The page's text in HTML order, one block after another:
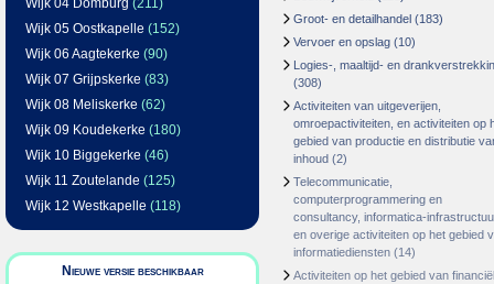
Wijk 04 Domburg (211)
Wijk 05 Oostkapelle (152)
Wijk 06 Aagtekerke (90)
Wijk 07 Grijpskerke (83)
Wijk 08 Meliskerke (62)
Wijk 09 Koudekerke (180)
Wijk 10 Biggekerke (46)
Wijk 11 Zoutelande (125)
Wijk 12 Westkapelle (118)
Nieuwe versie beschikbaar
Groot- en detailhandel (183)
Vervoer en opslag (10)
Logies-, maaltijd- en
(308)
Activiteiten van uitgeverijen,
omroepactiviteiten, en activiteiten op
gebied van productie en distributie
inhoud (2)
Telecommunicatie,
computerprogrammering en
consultancy, informatica-
en overige activiteiten op het gebied
informatiediensten (14)
Activiteiten op het gebied van